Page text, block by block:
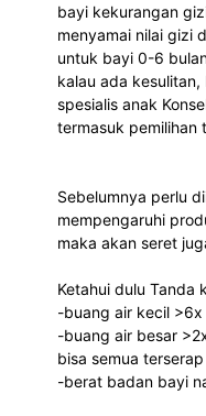
bayi kekurangan
menyamai nilai gizi
untuk bayi 0-6
kalau ada
spesialis anak
termasuk pemilihan
Sebelumnya perlu
mempengaruhi
maka akan seret
Ketahui dulu Tanda
-buang air kecil >6x
-buang air besar
bisa semua
-berat badan bayi